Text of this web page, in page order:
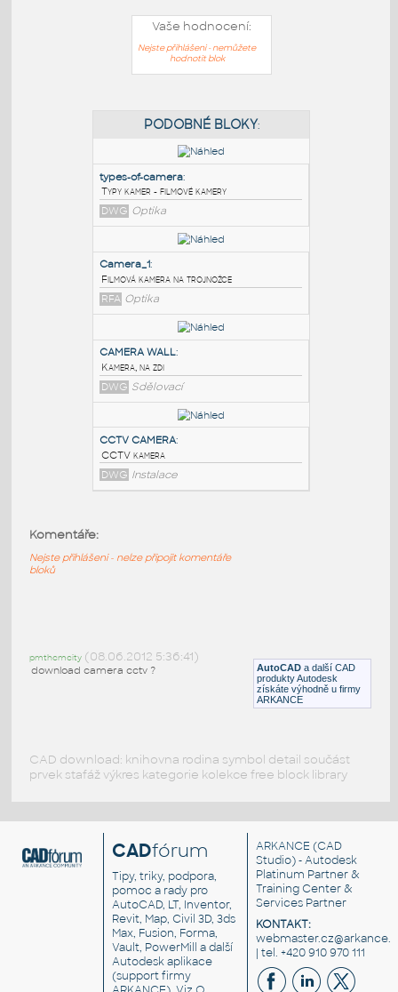
Vaše hodnocení:
Nejste přihlášeni - nemůžete
hodnotit blok
PODOBNÉ BLOKY:
types-of-camera:
Typy kamer - filmové kamery
DWG Optika
:
Filmová kamera na trojnožce
RFA Optika
DWG Sdělovací
DWG Instalace AutoCAD a další CAD
produkty Autodesk
získáte výhodně u firmy
ARKANCE
Komentáře:
Nejste přihlášeni - nelze připojit komentáře
bloků
pmthcmcity (08.06.2012 5:36:41)
download camera cctv ?
CAD download: knihovna rodina symbol detail součást
prvek stafáž výkres kategorie kolekce free block library
CADfórum
Tipy, triky, podpora,
pomoc a rady pro
AutoCAD, LT, Inventor,
Revit, Map, Civil 3D, 3ds
Max, Fusion, Forma,
Vault, PowerMill a další
Autodesk aplikace
(support firmy
ARKANCE (CAD
Studio) - Autodesk
Platinum Partner &
Training Center &
Services Partner
KONTAKT:
| tel. +420 910 970 111